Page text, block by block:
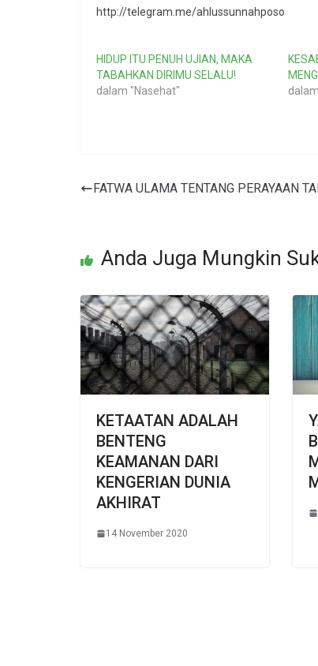
http://telegram.me/ahlussunnahposo
HIDUP ITU PENUH UJIAN, MAKA
TABAHKAN DIRIMU SELALU!
dalam "Nasehat"
FATWA ULAMA TENTANG PERAYAAN
Anda Juga Mungkin
KETAATAN ADALAH
BENTENG
KEAMANAN DARI
KENGERIAN DUNIA
AKHIRAT
14 November 2020